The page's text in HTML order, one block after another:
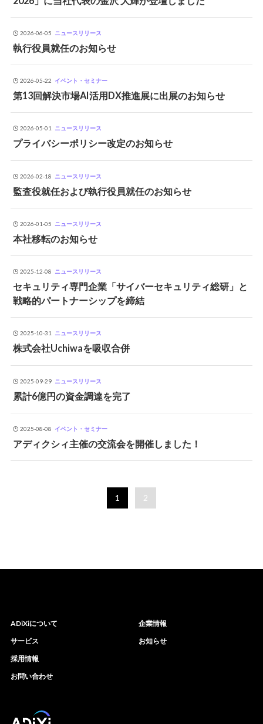
2026-06-05 ニュースリリース
執行役員就任のお知らせ
2026-05-22 イベント・セミナー
第13回解決市場AI活用DX推進展に出展のお知らせ
2026-05-01 ニュースリリース
プライバシーポリシー改定のお知らせ
2026-02-18 ニュースリリース
監査役就任および執行役員就任のお知らせ
2026-01-05 ニュースリリース
本社移転のお知らせ
2025-12-08 ニュースリリース
セキュリティ専門企業「サイバーセキュリティ総研」と
戦略的パートナーシップを締結
2025-10-31 ニュースリリース
株式会社Uchiwaを吸収合併
2025-09-29 ニュースリリース
累計6億円の資金調達を完了
2025-08-08 イベント・セミナー
アディクシィ主催の交流会を開催しました！
1 2
ADiXiについて
サービス
採用情報
お問い合わせ
企業情報
お知らせ